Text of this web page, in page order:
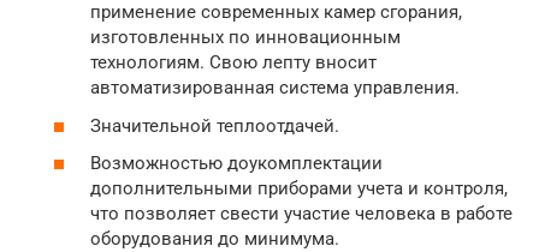
применение современных камер сгорания,
изготовленных по инновационным
технологиям. Свою лепту вносит
автоматизированная система управления.
Значительной теплоотдачей.
Возможностью доукомплектации
дополнительными приборами учета и контроля,
что позволяет свести участие человека в работе
оборудования до минимума.